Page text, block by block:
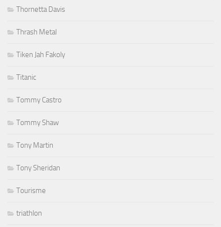
Thornetta Davis
Thrash Metal
Tiken Jah Fakoly
Titanic
Tommy Castro
Tommy Shaw
Tony Martin
Tony Sheridan
Tourisme
triathlon